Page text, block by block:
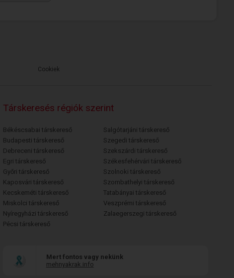
Cookiek
Társkeresés régiók szerint
Békéscsabai társkereső
Budapesti társkereső
Debreceni társkereső
Egri társkereső
Győri társkereső
Kaposvári társkereső
Kecskeméti társkereső
Miskolci társkereső
Nyíregyházi társkereső
Pécsi társkereső
Salgótarjáni társkereső
Szegedi társkereső
Szekszárdi társkereső
Székesfehérvári társkereső
Szolnoki társkereső
Szombathelyi társkereső
Tatabányai társkereső
Veszprémi társkereső
Zalaegerszegi társkereső
Mert fontos vagy nekünk
mehnyakrak.info